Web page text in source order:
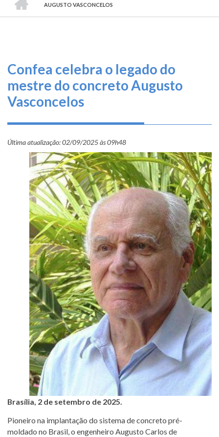
O
que
Informe-
se
Conosco
Transparência
Prestação
Contas
TRILHA
DE
AUGUSTO VASCONCELOS
Confea celebra o legado do
mestre do concreto Augusto
Vasconcelos
Última atualização:02/09/2025 às 09h48
Brasília, 2 de setembro de 2025.
Pioneiro na implantação do sistema de concreto pré-
moldado no Brasil, o engenheiro Augusto Carlos de